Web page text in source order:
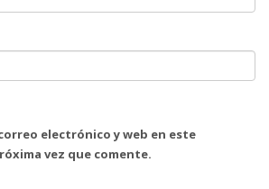
electrónico y web en este
vez que comente.